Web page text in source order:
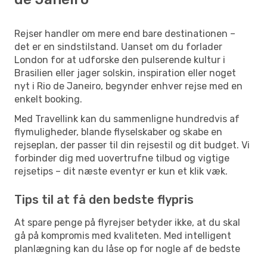
Rejser handler om mere end bare destinationen –
det er en sindstilstand. Uanset om du forlader
London for at udforske den pulserende kultur i
Brasilien eller jager solskin, inspiration eller noget
nyt i Rio de Janeiro, begynder enhver rejse med en
enkelt booking.
Med Travellink kan du sammenligne hundredvis af
flymuligheder, blande flyselskaber og skabe en
rejseplan, der passer til din rejsestil og dit budget. Vi
forbinder dig med uovertrufne tilbud og vigtige
rejsetips – dit næste eventyr er kun et klik væk.
Tips til at få den bedste flypris
At spare penge på flyrejser betyder ikke, at du skal
gå på kompromis med kvaliteten. Med intelligent
planlægning kan du låse op for nogle af de bedste